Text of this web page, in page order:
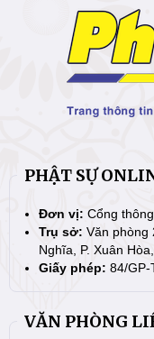
PHẬT SỰ
Đơn vị: Cổng
Trụ sở: Văn phòng
Nghĩa, P. Xuân
Giấy phép: 84/
VĂN PHÒNG